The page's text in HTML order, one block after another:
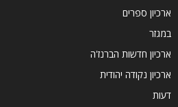
ארכיון ספרים
במגזר
ארכיון חדשות הברנז'ה
ארכיון נקודה יהודית
דעות